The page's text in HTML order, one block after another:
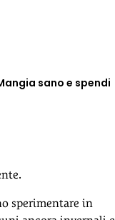
sano e spendi
sperimentare in